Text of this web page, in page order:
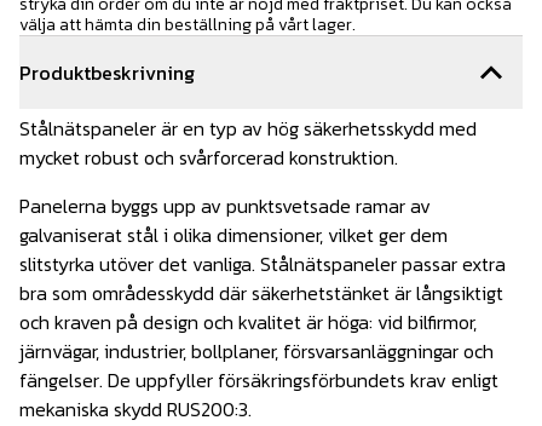
Produktbeskrivning
Stålnätspaneler är en typ av hög säkerhetsskydd med
mycket robust och svårforcerad konstruktion.
Panelerna byggs upp av punktsvetsade ramar av
galvaniserat stål i olika dimensioner, vilket ger dem
slitstyrka utöver det vanliga. Stålnätspaneler passar extra
bra som områdesskydd där säkerhetstänket är långsiktigt
och kraven på design och kvalitet är höga: vid bilfirmor,
järnvägar, industrier, bollplaner, försvarsanläggningar och
fängelser. De uppfyller försäkringsförbundets krav enligt
mekaniska skydd RUS200:3.
välja att hämta din beställning på vårt lager.